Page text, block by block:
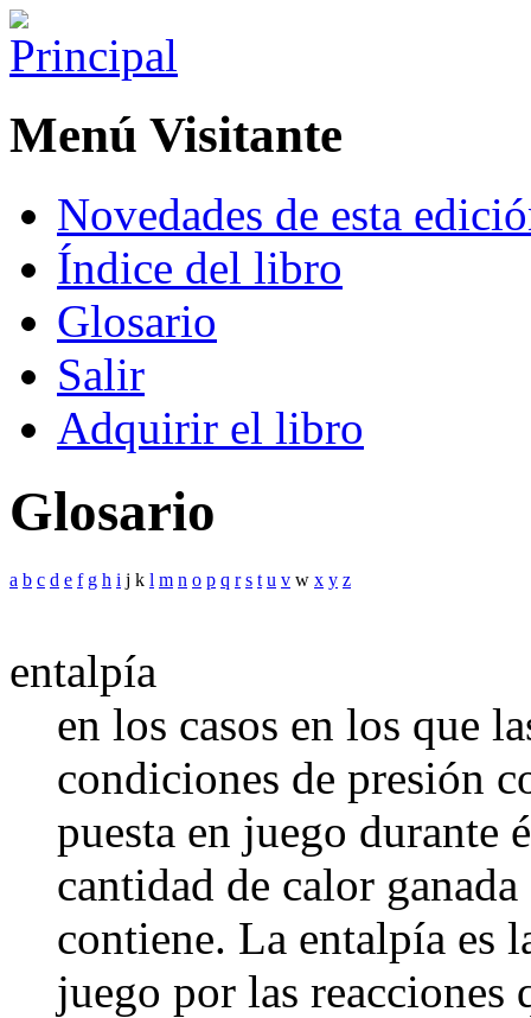
Menú Visitante
Novedades de esta
Índice del libro
Glosario
Salir
Adquirir el libro
Glosario
a b c d e f g h i j k l m n o p q r s t u v w x y z
entalpía
en los casos en los que
condiciones de presión
puesta en juego durante
cantidad de calor
contiene. La entalpía es
juego por las reacciones